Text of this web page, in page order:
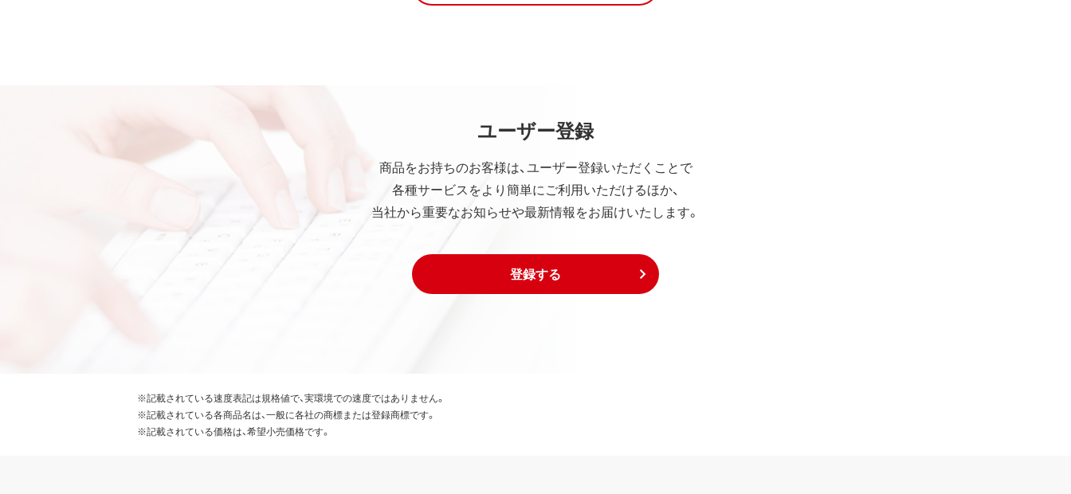
ユーザー登録
商品をお持ちのお客様は、ユーザー登録いただくことで
各種サービスをより簡単にご利用いただけるほか、
当社から重要なお知らせや最新情報をお届けいたします。
登録する
※記載されている速度表記は規格値で、実環境での速度ではありません。
※記載されている各商品名は、一般に各社の商標または登録商標です。
※記載されている価格は、希望小売価格です。